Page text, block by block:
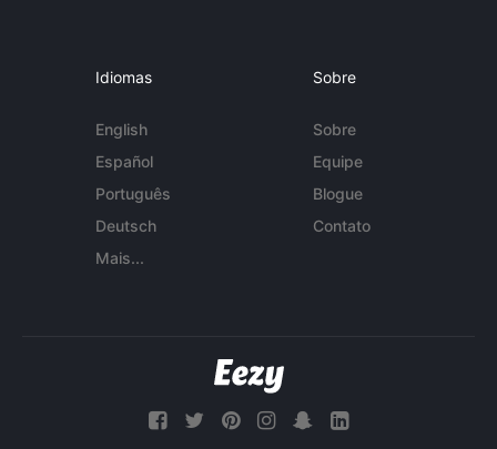
Idiomas
English
Español
Português
Deutsch
Mais...
Sobre
Sobre
Equipe
Blogue
Contato